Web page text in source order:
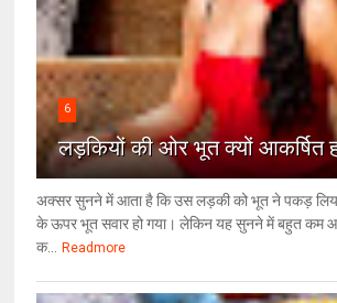
6
लड़कियों की ओर भूत क्‍यों आकर्षित
अक्सर सुनने में आता है कि उस लड़की को भूत ने पकड़ लिया
के ऊपर भूत सवार हो गया। लेकिन यह सुनने में बहुत कम
क...
Readmore